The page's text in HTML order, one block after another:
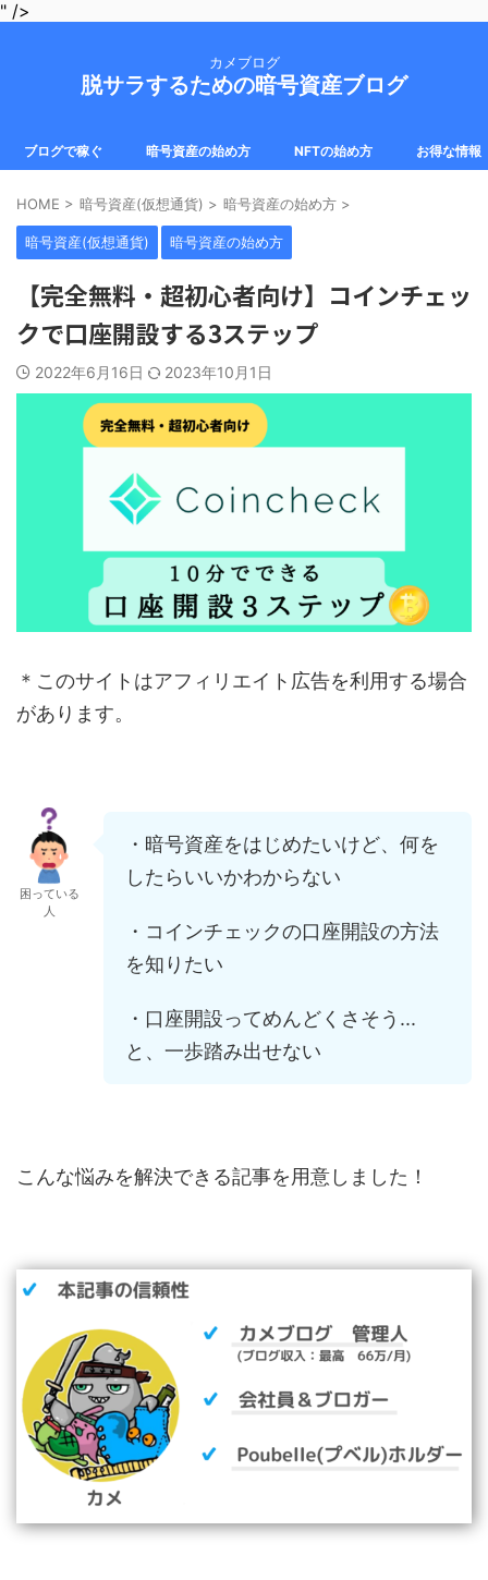
" />
カメブログ
脱サラするための暗号資産ブログ
ブログで稼ぐ 暗号資産の始め方 NFTの始め方 お得な情報
HOME > 暗号資産(仮想通貨) > 暗号資産の始め方 >
暗号資産(仮想通貨) 暗号資産の始め方
【完全無料・超初心者向け】コインチェッ
クで口座開設する3ステップ
2022年6月16日 2023年10月1日
＊このサイトはアフィリエイト広告を利用する場合
があります。
困っている
人
・暗号資産をはじめたいけど、何を
したらいいかわからない
・コインチェックの口座開設の方法
を知りたい
・口座開設ってめんどくさそう...
と、一歩踏み出せない
こんな悩みを解決できる記事を用意しました！